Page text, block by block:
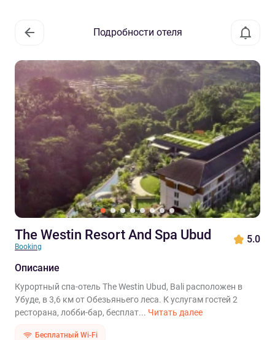
Подробности отеля
The Westin Resort And Spa Ubud
Booking
5.0
Описание
Курортный спа-отель The Westin Ubud, Bali расположен в
Убуде, в 3,6 км от Обезьяньего леса. К услугам гостей 2
ресторана, лобби-бар, бесплат... Читать далее
Бесплатный Wi-Fi